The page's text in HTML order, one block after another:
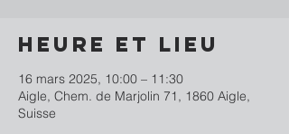
Heure et lieu
16 mars 2025, 10:00 – 11:30
Aigle, Chem. de Marjolin 71, 1860 Aigle,
Suisse